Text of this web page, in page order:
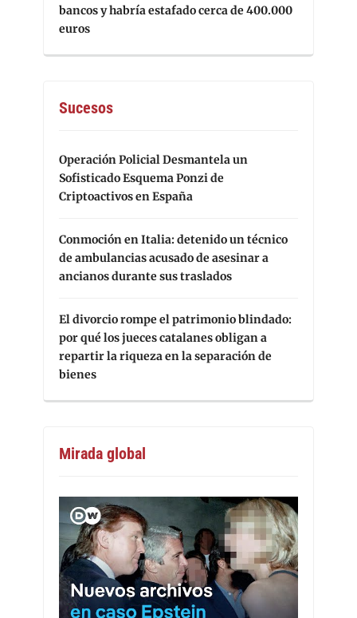
bancos y habría estafado cerca de 400.000
euros
Sucesos
Operación Policial Desmantela un
Sofisticado Esquema Ponzi de
Criptoactivos en España
Conmoción en Italia: detenido un técnico
de ambulancias acusado de asesinar a
ancianos durante sus traslados
El divorcio rompe el patrimonio blindado:
por qué los jueces catalanes obligan a
repartir la riqueza en la separación de
bienes
Mirada global